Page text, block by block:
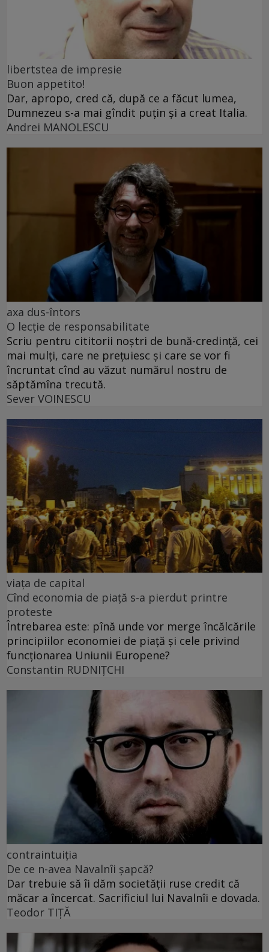
libertstea de impresie
Buon appetito!
Dar, apropo, cred că, după ce a făcut lumea,
Dumnezeu s-a mai gîndit puțin și a creat Italia.
Andrei MANOLESCU
axa dus-întors
O lecție de responsabilitate
Scriu pentru cititorii noștri de bună-credință, cei
mai mulți, care ne prețuiesc și care se vor fi
încruntat cînd au văzut numărul nostru de
săptămîna trecută.
Sever VOINESCU
viața de capital
Cînd economia de piață s-a pierdut printre
proteste
Întrebarea este: pînă unde vor merge încălcările
principiilor economiei de piață și cele privind
funcționarea Uniunii Europene?
Constantin RUDNIŢCHI
contraintuiția
De ce n-avea Navalnîi șapcă?
Dar trebuie să îi dăm societății ruse credit că
măcar a încercat. Sacrificiul lui Navalnîi e dovada.
Teodor TIŢĂ